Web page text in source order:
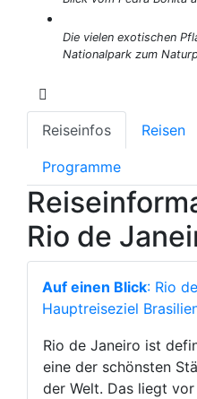
Die vielen exotischen
Nationalpark zum
Reiseinfos Reisen
Programme
Rio de
Auf einen Blick: Rio
Hauptreiseziel
Rio de Janeiro ist
eine der schönsten
der Welt. Das liegt vor